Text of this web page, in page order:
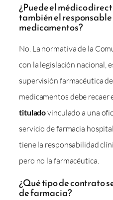
¿Puede el médico
también el
medicamentos?
No. La normativa de la
con la legislación nacional,
supervisión farmacéutica
medicamentos debe recaer
tituladovinculado a una
servicio de farmacia
tiene la responsabilidad
pero no la farmacéutica.
¿Qué tipo de contrato
de farmacia?